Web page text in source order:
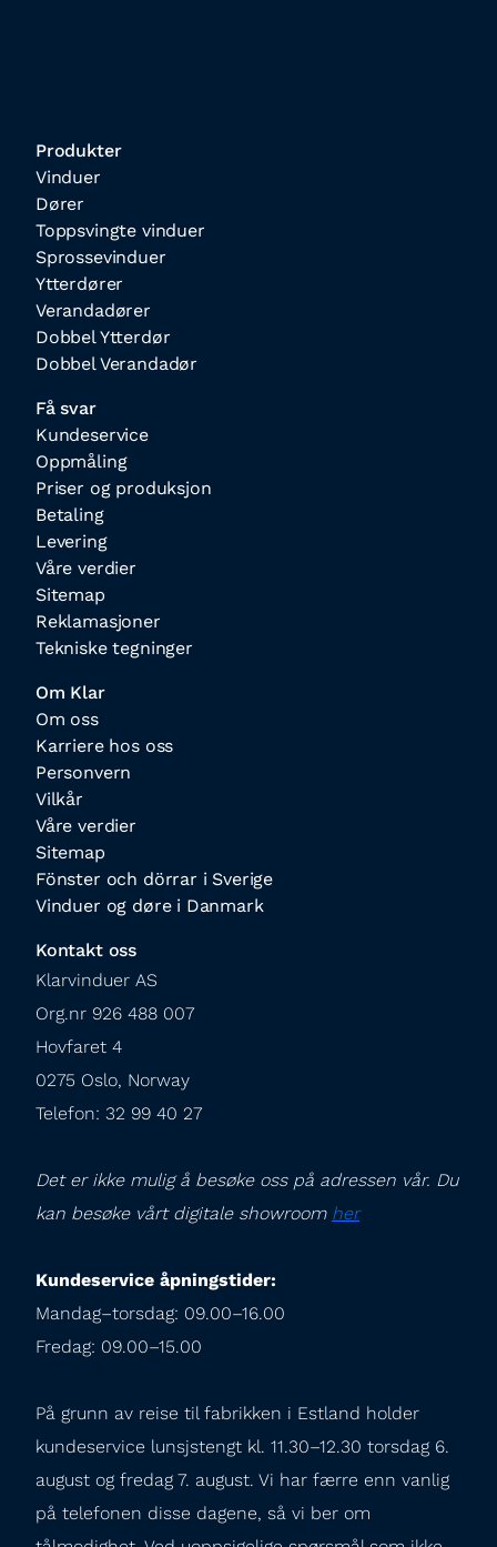
Produkter
Vinduer
Dører
Toppsvingte vinduer
Sprossevinduer
Ytterdører
Verandadører
Dobbel Ytterdør
Dobbel Verandadør
Få svar
Kundeservice
Oppmåling
Priser og produksjon
Betaling
Levering
Våre verdier
Sitemap
Reklamasjoner
Tekniske tegninger
Om Klar
Om oss
Karriere hos oss
Personvern
Vilkår
Våre verdier
Sitemap
Fönster och dörrar i Sverige
Vinduer og døre i Danmark
Kontakt oss
Klarvinduer AS
Org.nr 926 488 007
Hovfaret 4
0275 Oslo, Norway
Telefon: 32 99 40 27
Det er ikke mulig å besøke oss på adressen vår. Du
kan besøke vårt digitale showroom her
Kundeservice åpningstider:
Mandag–torsdag: 09.00–16.00
Fredag: 09.00–15.00
På grunn av reise til fabrikken i Estland holder
kundeservice lunsjstengt kl. 11.30–12.30 torsdag 6.
august og fredag 7. august. Vi har færre enn vanlig
på telefonen disse dagene, så vi ber om